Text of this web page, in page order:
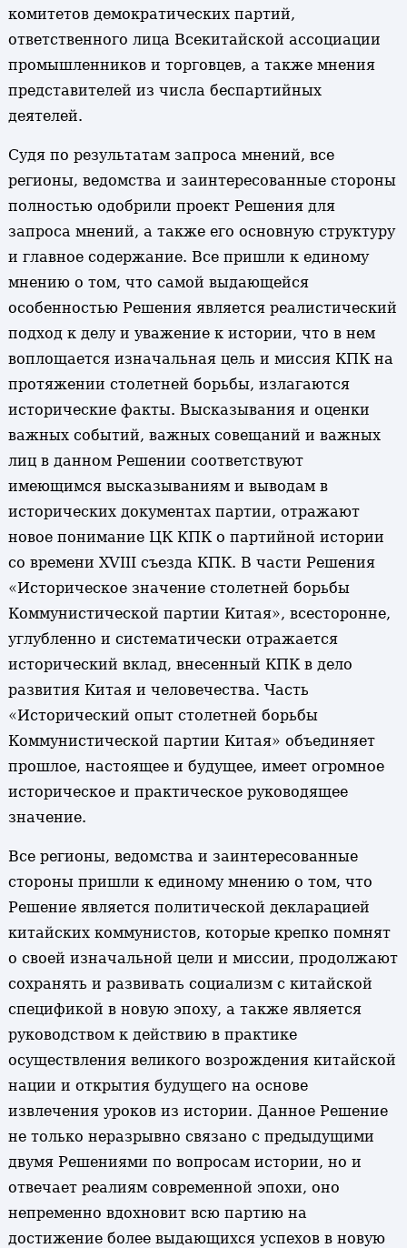
комитетов демократических партий,
ответственного лица Всекитайской ассоциации
промышленников и торговцев, а также мнения
представителей из числа беспартийных
деятелей.
Судя по результатам запроса мнений, все
регионы, ведомства и заинтересованные стороны
полностью одобрили проект Решения для
запроса мнений, а также его основную структуру
и главное содержание. Все пришли к единому
мнению о том, что самой выдающейся
особенностью Решения является реалистический
подход к делу и уважение к истории, что в нем
воплощается изначальная цель и миссия КПК на
протяжении столетней борьбы, излагаются
исторические факты. Высказывания и оценки
важных событий, важных совещаний и важных
лиц в данном Решении соответствуют
имеющимся высказываниям и выводам в
исторических документах партии, отражают
новое понимание ЦК КПК о партийной истории
со времени XVIII съезда КПК. В части Решения
«Историческое значение столетней борьбы
Коммунистической партии Китая», всесторонне,
углубленно и систематически отражается
исторический вклад, внесенный КПК в дело
развития Китая и человечества. Часть
«Исторический опыт столетней борьбы
Коммунистической партии Китая» объединяет
прошлое, настоящее и будущее, имеет огромное
историческое и практическое руководящее
значение.
Все регионы, ведомства и заинтересованные
стороны пришли к единому мнению о том, что
Решение является политической декларацией
китайских коммунистов, которые крепко помнят
о своей изначальной цели и миссии, продолжают
сохранять и развивать социализм с китайской
спецификой в новую эпоху, а также является
руководством к действию в практике
осуществления великого возрождения китайской
нации и открытия будущего на основе
извлечения уроков из истории. Данное Решение
не только неразрывно связано с предыдущими
двумя Решениями по вопросам истории, но и
отвечает реалиям современной эпохи, оно
непременно вдохновит всю партию на
достижение более выдающихся успехов в новую